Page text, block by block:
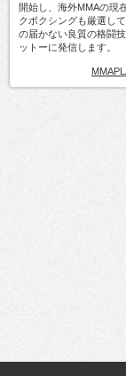
開始し、海外MMAの現
クボクシングも厳選し
の届かない良質の格闘
ットーに発信します。